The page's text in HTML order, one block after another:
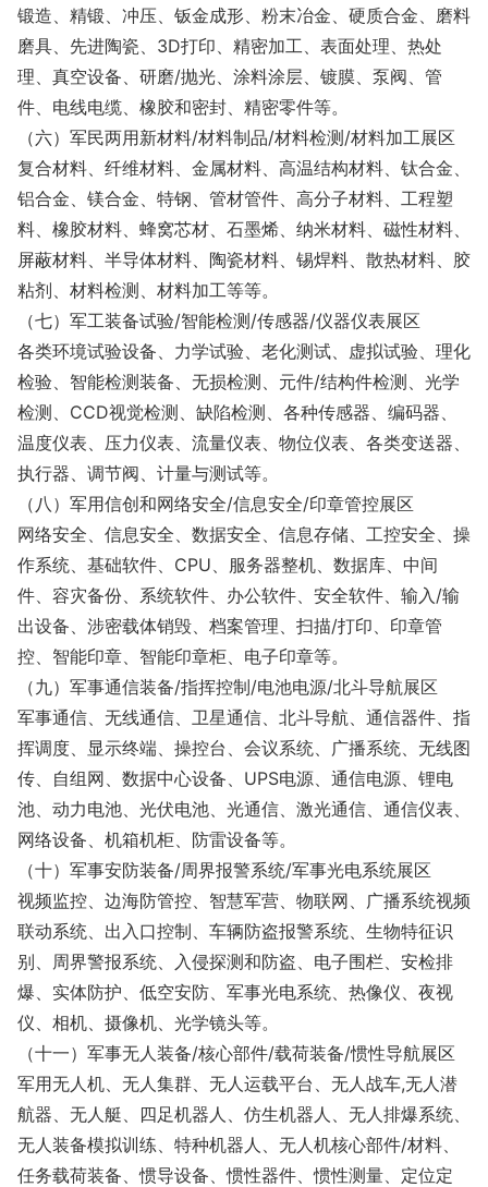
锻造、精锻、冲压、钣金成形、粉末冶金、硬质合金、磨料
磨具、先进陶瓷、3D打印、精密加工、表面处理、热处
理、真空设备、研磨/抛光、涂料涂层、镀膜、泵阀、管
件、电线电缆、橡胶和密封、精密零件等。
（六）军民两用新材料/材料制品/材料检测/材料加工展区
复合材料、纤维材料、金属材料、高温结构材料、钛合金、
铝合金、镁合金、特钢、管材管件、高分子材料、工程塑
料、橡胶材料、蜂窝芯材、石墨烯、纳米材料、磁性材料、
屏蔽材料、半导体材料、陶瓷材料、锡焊料、散热材料、胶
粘剂、材料检测、材料加工等等。
（七）军工装备试验/智能检测/传感器/仪器仪表展区
各类环境试验设备、力学试验、老化测试、虚拟试验、理化
检验、智能检测装备、无损检测、元件/结构件检测、光学
检测、CCD视觉检测、缺陷检测、各种传感器、编码器、
温度仪表、压力仪表、流量仪表、物位仪表、各类变送器、
执行器、调节阀、计量与测试等。
（八）军用信创和网络安全/信息安全/印章管控展区
网络安全、信息安全、数据安全、信息存储、工控安全、操
作系统、基础软件、CPU、服务器整机、数据库、中间
件、容灾备份、系统软件、办公软件、安全软件、输入/输
出设备、涉密载体销毁、档案管理、扫描/打印、印章管
控、智能印章、智能印章柜、电子印章等。
（九）军事通信装备/指挥控制/电池电源/北斗导航展区
军事通信、无线通信、卫星通信、北斗导航、通信器件、指
挥调度、显示终端、操控台、会议系统、广播系统、无线图
传、自组网、数据中心设备、UPS电源、通信电源、锂电
池、动力电池、光伏电池、光通信、激光通信、通信仪表、
网络设备、机箱机柜、防雷设备等。
（十）军事安防装备/周界报警系统/军事光电系统展区
视频监控、边海防管控、智慧军营、物联网、广播系统视频
联动系统、出入口控制、车辆防盗报警系统、生物特征识
别、周界警报系统、入侵探测和防盗、电子围栏、安检排
爆、实体防护、低空安防、军事光电系统、热像仪、夜视
仪、相机、摄像机、光学镜头等。
（十一）军事无人装备/核心部件/载荷装备/惯性导航展区
军用无人机、无人集群、无人运载平台、无人战车,无人潜
航器、无人艇、四足机器人、仿生机器人、无人排爆系统、
无人装备模拟训练、特种机器人、无人机核心部件/材料、
任务载荷装备、惯导设备、惯性器件、惯性测量、定位定